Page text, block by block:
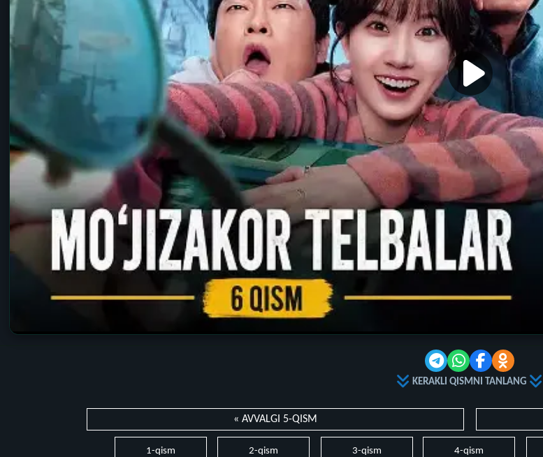
KERAKLI QISMNI TANLANG
« AVVALGI 5-QISM
1-qism 2-qism 3-qism 4-qism